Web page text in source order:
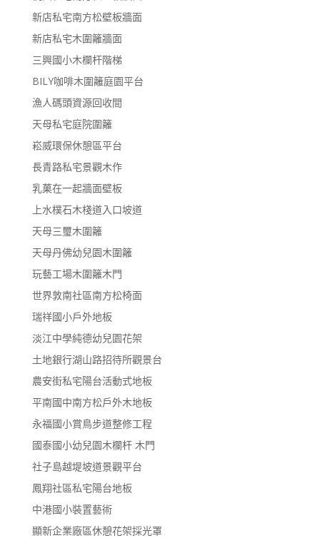
新店私宅南方松壁板牆面
新店私宅木圍籬牆面
三興國小木欄杆階梯
BILY咖啡木圍籬庭園平台
漁人碼頭資源回收間
天母私宅庭院圍籬
崧威環保休憩區平台
長青路私宅景觀木作
乳菓在一起牆面壁板
上水樸石木棧道入口坡道
天母三璽木圍籬
天母丹佛幼兒園木圍籬
玩藝工場木圍籬木門
世界敦南社區南方松椅面
瑞祥國小戶外地板
淡江中學純德幼兒園花架
土地銀行湖山路招待所觀景台
農安街私宅陽台活動式地板
平南國中南方松戶外木地板
永福國小賞鳥步道整修工程
國泰國小幼兒園木欄杆 木門
社子島越堤坡道景觀平台
鳳翔社區私宅陽台地板
中港國小裝置藝術
顯新企業廠區休憩花架採光罩